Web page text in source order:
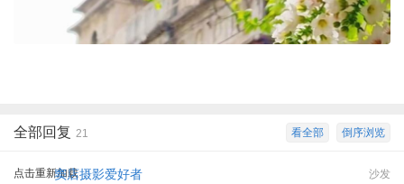
倒序浏览
看全部
全部回复 21
点击重新加载 沙发
窦店摄影爱好者